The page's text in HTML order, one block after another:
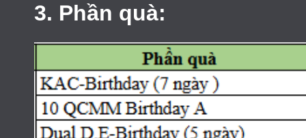
3. Phần quà: